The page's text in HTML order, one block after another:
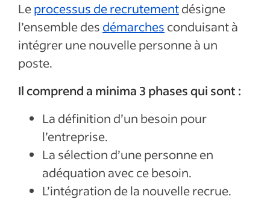
Leprocessus de recrutementdésigne
l’ensemble des démarches conduisant à
intégrer une nouvelle personne à un
poste.
Il comprend a minima 3 phases qui sont :
La définition d’un besoin pour
l’entreprise.
La sélection d’une personne en
adéquation avec ce besoin.
L’intégration de la nouvelle recrue.